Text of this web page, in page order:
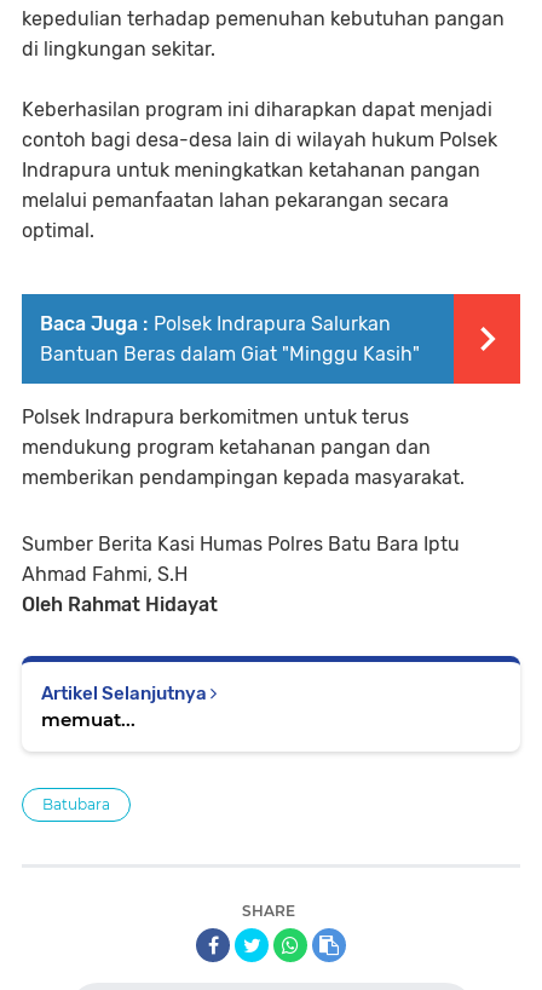
kepedulian terhadap pemenuhan kebutuhan pangan
di lingkungan sekitar.
Keberhasilan program ini diharapkan dapat menjadi
contoh bagi desa-desa lain di wilayah hukum Polsek
Indrapura untuk meningkatkan ketahanan pangan
melalui pemanfaatan lahan pekarangan secara
optimal.
Baca Juga : Polsek Indrapura Salurkan
Bantuan Beras dalam Giat "Minggu Kasih"
Polsek Indrapura berkomitmen untuk terus
mendukung program ketahanan pangan dan
memberikan pendampingan kepada masyarakat.
Sumber Berita Kasi Humas Polres Batu Bara Iptu
Ahmad Fahmi, S.H
Oleh Rahmat Hidayat
Artikel Selanjutnya
memuat...
Batubara
SHARE